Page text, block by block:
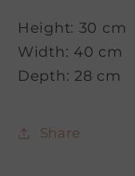
Height: 30 cm
Width: 40 cm
Depth: 28 cm
Share